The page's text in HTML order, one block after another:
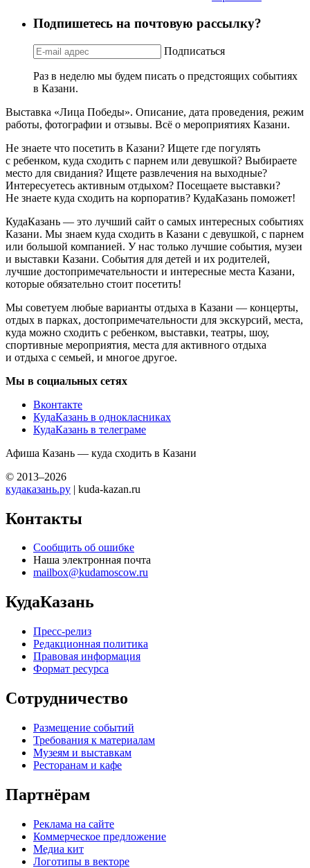
Подпишетесь на почтовую рассылку?
Подписаться
Раз в неделю мы будем писать о предстоящих событиях
в Казани.
Выставка «Лица Победы». Описание, дата проведения, режим
работы, фотографии и отзывы. Всё о мероприятиях Казани.
Не знаете что посетить в Казани? Ищете где погулять
с ребенком, куда сходить с парнем или девушкой? Выбираете
место для свидания? Ищете развлечения на выходные?
Интересуетесь активным отдыхом? Посещаете выставки?
Не знаете куда сходить на корпоратив? КудаКазань поможет!
КудаКазань — это лучший сайт о самых интересных событиях
Казани. Мы знаем куда сходить в Казани с девушкой, с парнем
или большой компанией. У нас только лучшие события, музеи
и выставки Казани. События для детей и их родителей,
лучшие достопримечательности и интересные места Казани,
которые обязательно стоит посетить!
Мы советуем любые варианты отдыха в Казани — концерты,
отдых в парках, достопримечательности для экскурсий, места,
куда можно сходить с ребенком, выставки, театры, шоу,
спортивные мероприятия, места для активного отдыха
и отдыха с семьей, и многое другое.
Мы в социальных сетях
Вконтакте
КудаКазань в однокласниках
КудаКазань в телеграме
Афиша Казань — куда сходить в Казани
© 2013–2026
кудаказань.ру | kuda-kazan.ru
Контакты
Сообщить об ошибке
Наша электронная почта
mailbox@kudamoscow.ru
КудаКазань
Пресс-релиз
Редакционная политика
Правовая информация
Формат ресурса
Сотрудничество
Размещение событий
Требования к материалам
Музеям и выставкам
Ресторанам и кафе
Партнёрам
Реклама на сайте
Коммерческое предложение
Медиа кит
Логотипы в векторе